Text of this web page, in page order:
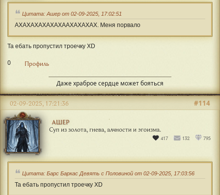
Цитата: Ашер от 02-09-2025, 17:02:51
АХАХАХАХАХАХААХАХАХАХ. Меня порвало
Та ебать пропустил троечку XD
0 Профиль
Даже храброе сердце может бояться
АШЕР
Суп из золота, гнева, алчности и эгоизма.
417 132 795
#114
02-09-2025, 17:21:36
Цитата: Барс Баркас Девять с Половиной от 02-09-2025, 17:03:56
Та ебать пропустил троечку XD